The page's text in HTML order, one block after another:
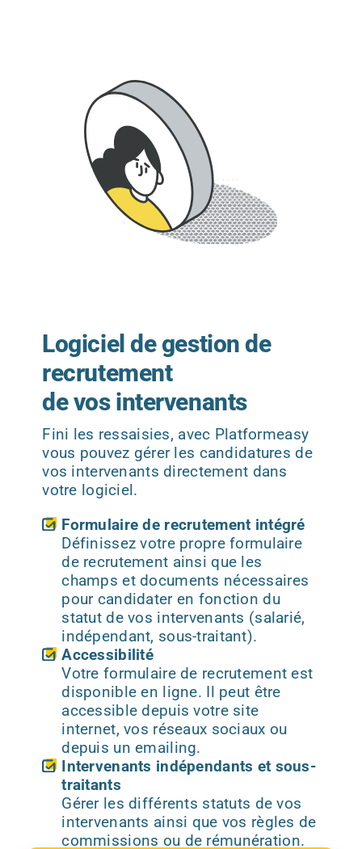
Logiciel de gestion de
recrutement
de vos intervenants
Fini les ressaisies, avec Platformeasy
vous pouvez gérer les candidatures de
vos intervenants directement dans
votre logiciel.
Formulaire de recrutement intégré
Définissez votre propre formulaire
de recrutement ainsi que les
champs et documents nécessaires
pour candidater en fonction du
statut de vos intervenants (salarié,
indépendant, sous-traitant).
Accessibilité
Votre formulaire de recrutement est
disponible en ligne. Il peut être
accessible depuis votre site
internet, vos réseaux sociaux ou
depuis un emailing.
Intervenants indépendants et sous-
traitants
Gérer les différents statuts de vos
intervenants ainsi que vos règles de
commissions ou de rémunération.